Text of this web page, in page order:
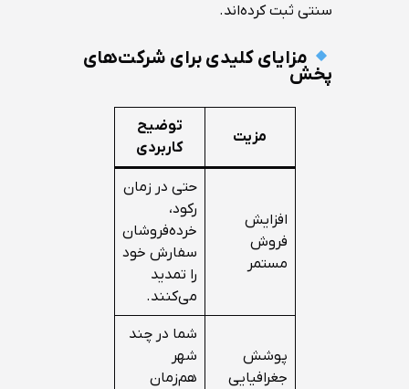
سنتی ثبت کرده‌اند.
مزایای کلیدی برای شرکت‌های
پخش
مزیت
توضیح
کاربردی
افزایش
فروش
مستمر
حتی در زمان
رکود،
خرده‌فروشان
سفارش خود
را تمدید
می‌کنند.
پوشش
جغرافیایی
شما در چند
شهر
هم‌زمان